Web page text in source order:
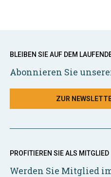
BLEIBEN SIE AUF DEM
Abonnieren Sie
ZUR
PROFITIEREN SIE ALS MITGLIED
Werden Sie Mitglied